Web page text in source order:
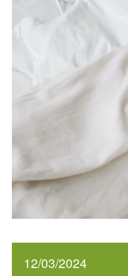
12/03/2024